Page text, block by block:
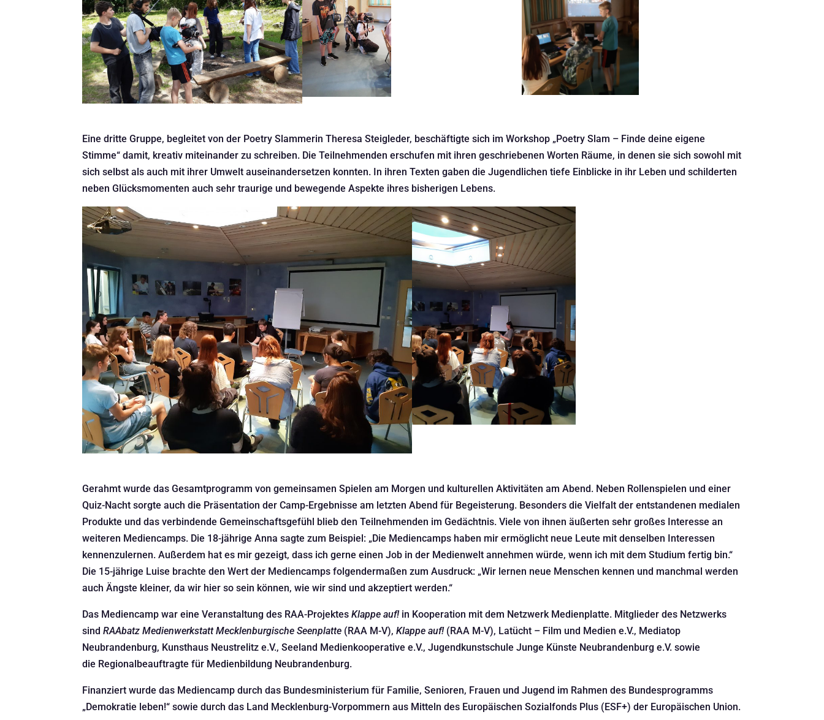
Eine dritte Gruppe, begleitet von der Poetry Slammerin Theresa Steigleder, beschäftigte sich im Workshop „Poetry Slam – Finde deine eigene
Stimme“ damit, kreativ miteinander zu schreiben. Die Teilnehmenden erschufen mit ihren geschriebenen Worten Räume, in denen sie sich sowohl mit
sich selbst als auch mit ihrer Umwelt auseinandersetzen konnten. In ihren Texten gaben die Jugendlichen tiefe Einblicke in ihr Leben und schilderten
neben Glücksmomenten auch sehr traurige und bewegende Aspekte ihres bisherigen Lebens.
Gerahmt wurde das Gesamtprogramm von gemeinsamen Spielen am Morgen und kulturellen Aktivitäten am Abend. Neben Rollenspielen und einer
Quiz-Nacht sorgte auch die Präsentation der Camp-Ergebnisse am letzten Abend für Begeisterung. Besonders die Vielfalt der entstandenen medialen
Produkte und das verbindende Gemeinschaftsgefühl blieb den Teilnehmenden im Gedächtnis. Viele von ihnen äußerten sehr großes Interesse an
weiteren Mediencamps. Die 18-jährige Anna sagte zum Beispiel: „Die Mediencamps haben mir ermöglicht neue Leute mit denselben Interessen
kennenzulernen. Außerdem hat es mir gezeigt, dass ich gerne einen Job in der Medienwelt annehmen würde, wenn ich mit dem Studium fertig bin.“
Die 15-jährige Luise brachte den Wert der Mediencamps folgendermaßen zum Ausdruck: „Wir lernen neue Menschen kennen und manchmal werden
auch Ängste kleiner, da wir hier so sein können, wie wir sind und akzeptiert werden.“
Das Mediencamp war eine Veranstaltung des RAA-ProjektesKlappe auf!in Kooperation mit dem Netzwerk Medienplatte. Mitglieder des Netzwerks
sindRAAbatz Medienwerkstatt Mecklenburgische Seenplatte (RAA M-V),Klappe auf!(RAA M-V), Latücht – Film und Medien e.V., Mediatop
Neubrandenburg, Kunsthaus Neustrelitz e.V., Seeland Medienkooperative e.V., Jugendkunstschule Junge Künste Neubrandenburg e.V. sowie
die Regionalbeauftragte für Medienbildung Neubrandenburg.
Finanziert wurde das Mediencamp durch das Bundesministerium für Familie, Senioren, Frauen und Jugend im Rahmen des Bundesprogramms
„Demokratie leben!“ sowie durch das Land Mecklenburg-Vorpommern aus Mitteln des Europäischen Sozialfonds Plus (ESF+) der Europäischen Union.